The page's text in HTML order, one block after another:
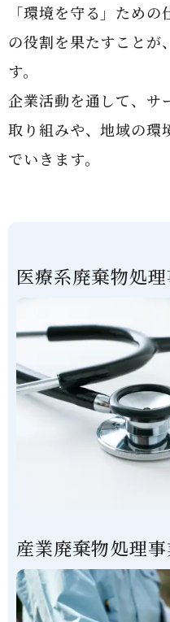
「環境を守る」ため
の役割を果たすことが
す。
企業活動を通して、サ
取り組みや、地域の環
でいきます。
医療系廃棄物処
産業廃棄物処理事